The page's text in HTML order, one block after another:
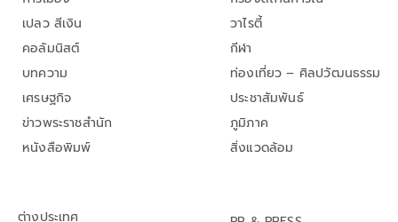
เปลว สีเงิน
คอลัมนิสต์
บทความ
เศรษฐกิจ
ข่าวพระราชสำนัก
หนังสือพิมพ์
วาไรตี้
กีฬา
ท่องเที่ยว – ศิลปวัฒนธรรม
ประชาสัมพันธ์
ภูมิภาค
สิ่งแวดล้อม
ต่างประเทศ